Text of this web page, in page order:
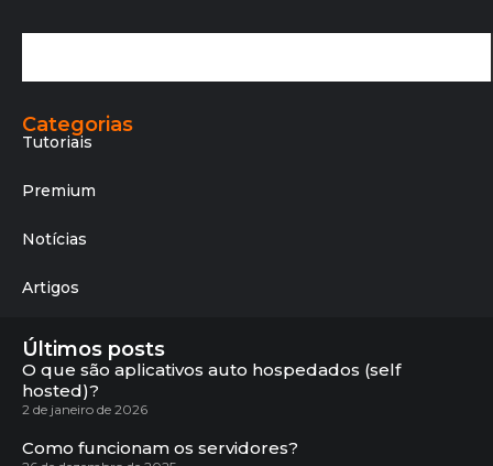
Categorias
Tutoriais
Premium
Notícias
Artigos
Últimos posts
O que são aplicativos auto hospedados (self
hosted)?
2 de janeiro de 2026
Como funcionam os servidores?